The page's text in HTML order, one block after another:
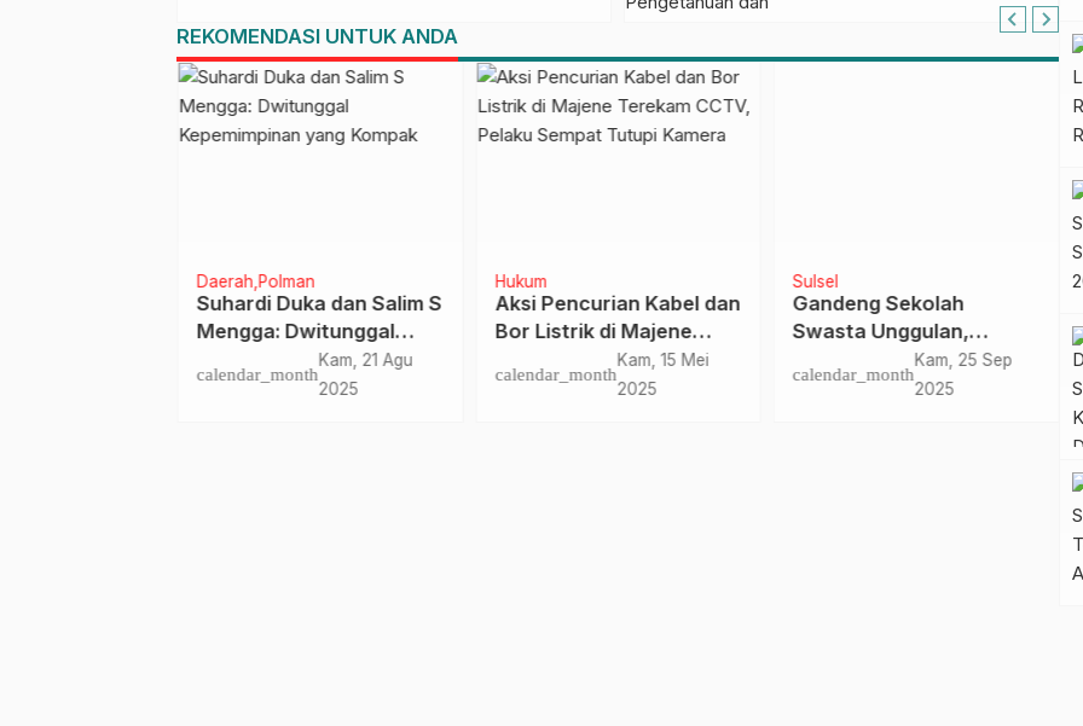
Keterampilan Keluarga
REKOMENDASI UNTUK ANDA
Daerah Polman
Suhardi Duka dan Salim S
Mengga: Dwitunggal
Kepemimpinan yang
Kompak
calendar_month
Kam, 21 Agu
2025
Hukum
Aksi Pencurian Kabel dan
Bor Listrik di Majene
Terekam CCTV, Pelaku
Sempat Tutupi Kamera
calendar_month
Kam, 15 Mei
2025
Sulsel
Gandeng Sekolah
Swasta Unggulan,
Pemkot Makassar
Siapkan Kuota Gratis
calendar_month
Kam, 25 Sep
2025